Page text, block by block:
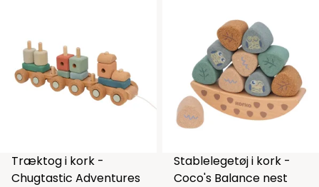
Træktog i kork -
Chugtastic Adventures
Stablelegetøj i kork -
Coco's Balance nest